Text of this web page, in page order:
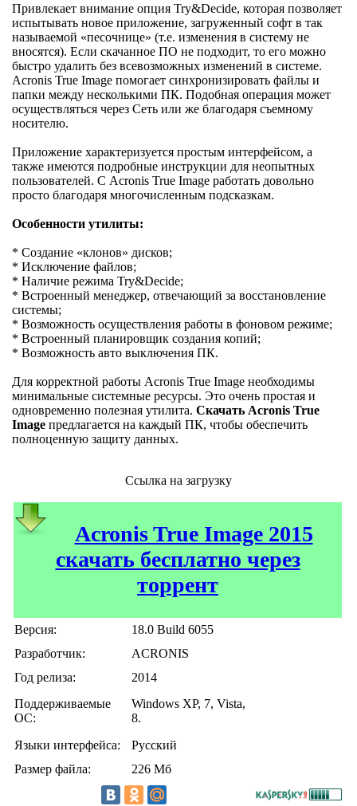
Привлекает внимание опция Try&Decide, которая позволяет
испытывать новое приложение, загруженный софт в так
называемой «песочнице» (т.е. изменения в систему не
вносятся). Если скачанное ПО не подходит, то его можно
быстро удалить без всевозможных изменений в системе.
Acronis True Image помогает синхронизировать файлы и
папки между несколькими ПК. Подобная операция может
осуществляться через Сеть или же благодаря съемному
носителю.
Приложение характеризуется простым интерфейсом, а
также имеются подробные инструкции для неопытных
пользователей. С Acronis True Image работать довольно
просто благодаря многочисленным подсказкам.
Особенности утилиты:
* Создание «клонов» дисков;
* Исключение файлов;
* Наличие режима Try&Decide;
* Встроенный менеджер, отвечающий за восстановление
системы;
* Возможность осуществления работы в фоновом режиме;
* Встроенный планировщик создания копий;
* Возможность авто выключения ПК.
Для корректной работы Acronis True Image необходимы
минимальные системные ресурсы. Это очень простая и
одновременно полезная утилита. Скачать Acronis True
Image предлагается на каждый ПК, чтобы обеспечить
полноценную защиту данных.
Ссылка на загрузку
Acronis True Image 2015
скачать бесплатно через
торрент
Версия:
18.0 Build 6055
Разработчик:
ACRONIS
Год релиза:
2014
Поддерживаемые
ОС:
Windows XP, 7, Vista,
8.
Языки интерфейса:
Русский
Размер файла:
226 Мб